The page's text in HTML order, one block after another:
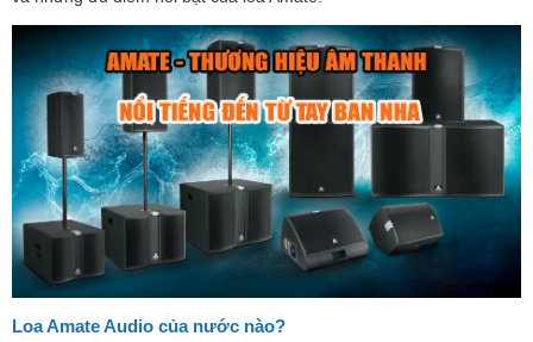
Loa Amate Audio của nước nào?